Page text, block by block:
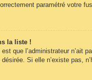
paramétré votre
la liste !
que l’administrateur n’ait
désirée. Si elle n’existe pas,